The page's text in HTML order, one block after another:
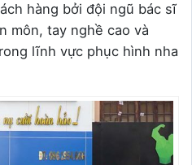
hàng bởi đội ngũ bác sĩ
môn, tay nghề cao và
lĩnh vực phục hình nha